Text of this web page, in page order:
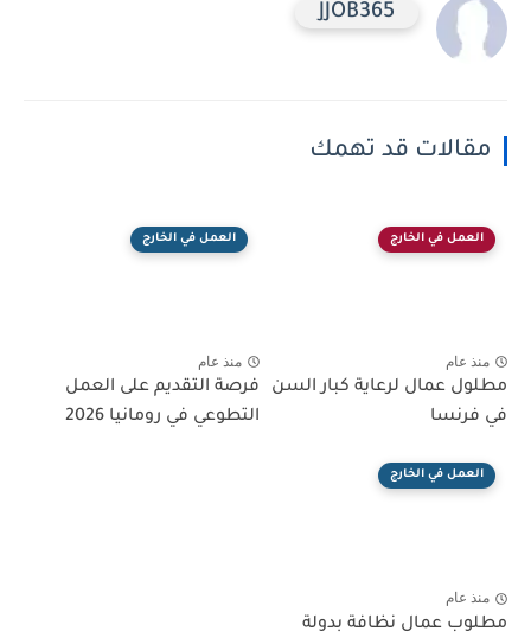
JJOB365
مقالات قد تهمك
العمل في الخارج
منذ عام
مطلول عمال لرعاية كبار السن
في فرنسا
العمل في الخارج
منذ عام
فرصة التقديم على العمل
التطوعي في رومانيا 2026
العمل في الخارج
منذ عام
مطلوب عمال نظافة بدولة